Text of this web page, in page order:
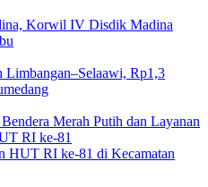
Korwil IV Disdik Madina
Limbangan–Selaawi, Rp1,3
Merah Putih dan Layanan
RI ke-81
HUT RI ke-81 di Kecamatan